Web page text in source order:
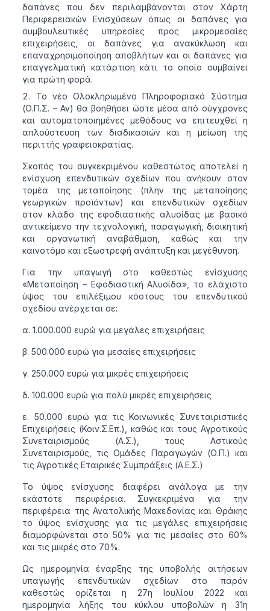
δαπάνες που δεν περιλαμβάνονται στον Χάρτη
Περιφερειακών Ενισχύσεων όπως οι δαπάνες για
συμβουλευτικές υπηρεσίες προς μικρομεσαίες
επιχειρήσεις, οι δαπάνες για ανακύκλωση και
επαναχρησιμοποίηση αποβλήτων και οι δαπάνες για
επαγγελματική κατάρτιση κάτι το οποίο συμβαίνει
για πρώτη φορά.
Το νέο Ολοκληρωμένο Πληροφοριακό Σύστημα
(Ο.Π.Σ. – Αν) θα βοηθήσει ώστε μέσα από σύγχρονες
και αυτοματοποιημένες μεθόδους να επιτευχθεί η
απλούστευση των διαδικασιών και η μείωση της
περιττής γραφειοκρατίας.
Σκοπός του συγκεκριμένου καθεστώτος αποτελεί η
ενίσχυση επενδυτικών σχεδίων που ανήκουν στον
τομέα της μεταποίησης (πλην της μεταποίησης
γεωργικών προϊόντων) και επενδυτικών σχεδίων
στον κλάδο της εφοδιαστικής αλυσίδας με βασικό
αντικείμενο την τεχνολογική, παραγωγική, διοικητική
και οργανωτική αναβάθμιση, καθώς και την
καινοτόμο και εξωστρεφή ανάπτυξη και μεγέθυνση.
Για την υπαγωγή στο καθεστώς ενίσχυσης
«Μεταποίηση – Εφοδιαστική Αλυσίδα», το ελάχιστο
ύψος του επιλέξιμου κόστους του επενδυτικού
σχεδίου ανέρχεται σε:
α. 1.000.000 ευρώ για μεγάλες επιχειρήσεις
β. 500.000 ευρώ για μεσαίες επιχειρήσεις
γ. 250.000 ευρώ για μικρές επιχειρήσεις
δ. 100.000 ευρώ για πολύ μικρές επιχειρήσεις
ε. 50.000 ευρώ για τις Κοινωνικές Συνεταιριστικές
Επιχειρήσεις (Κοιν.Σ.Επ.), καθώς και τους Αγροτικούς
Συνεταιρισμούς (Α.Σ.), τους Αστικούς
Συνεταιρισμούς, τις Ομάδες Παραγωγών (Ο.Π.) και
τις Αγροτικές Εταιρικές Συμπράξεις (Α.Ε.Σ.)
Το ύψος ενίσχυσης διαφέρει ανάλογα με την
εκάστοτε περιφέρεια. Συγκεκριμένα για την
περιφέρεια της Ανατολικής Μακεδονίας και Θράκης
το ύψος ενίσχυσης για τις μεγάλες επιχειρήσεις
διαμορφώνεται στο 50% για τις μεσαίες στο 60%
και τις μικρές στο 70%.
Ως ημερομηνία έναρξης της υποβολής αιτήσεων
υπαγωγής επενδυτικών σχεδίων στο παρόν
καθεστώς ορίζεται η 27η Ιουλίου 2022 και
ημερομηνία λήξης του κύκλου υποβολών η 31η